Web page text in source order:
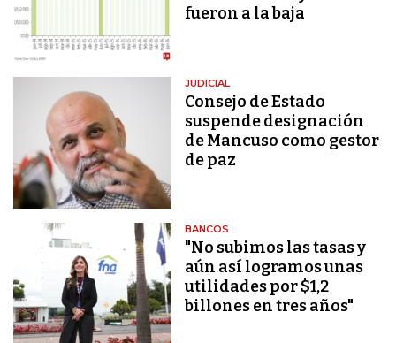
fueron a la baja
JUDICIAL
Consejo de Estado
suspende designación
de Mancuso como gestor
de paz
BANCOS
"No subimos las tasas y
aún así logramos unas
utilidades por $1,2
billones en tres años"